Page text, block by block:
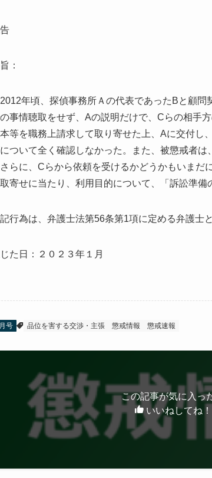
：
2012年頃、探偵事務所Ａの代表であった Bと顧問
事情聴取をせず、 Aの説明だけで、 Cらの相手
等を職務上請求して取り寄せた上、 Aに交付し
ついて全く確認しなかった。また、被懲戒者は、
らに、 Cらから依頼を受けるかどうかもいまだ
寄せに当たり、利用目的について、「訴訟準備
行為は、弁護士法第56条第1項に定める弁護士
た日：２０２３年１月
号 品位を害する交渉・主張 懲戒情報 懲戒速報
この記事が気に入っ
いいねしてね！